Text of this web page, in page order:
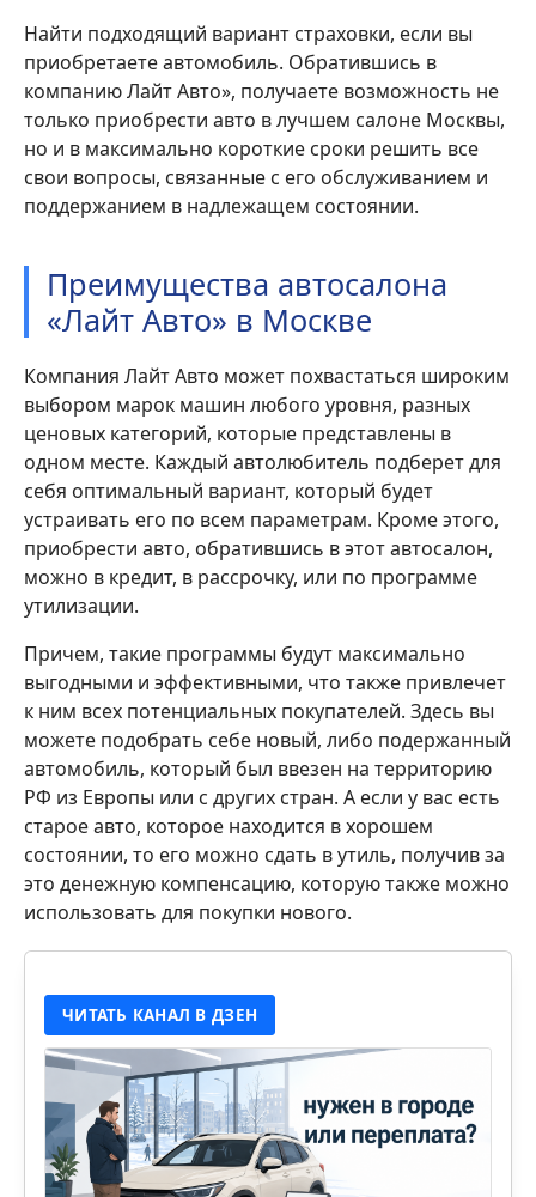
Найти подходящий вариант страховки, если вы
приобретаете автомобиль. Обратившись в
компанию Лайт Авто», получаете возможность не
только приобрести авто в лучшем салоне Москвы,
но и в максимально короткие сроки решить все
свои вопросы, связанные с его обслуживанием и
поддержанием в надлежащем состоянии.
Преимущества автосалона
«Лайт Авто» в Москве
Компания Лайт Авто может похвастаться широким
выбором марок машин любого уровня, разных
ценовых категорий, которые представлены в
одном месте. Каждый автолюбитель подберет для
себя оптимальный вариант, который будет
устраивать его по всем параметрам. Кроме этого,
приобрести авто, обратившись в этот автосалон,
можно в кредит, в рассрочку, или по программе
утилизации.
Причем, такие программы будут максимально
выгодными и эффективными, что также привлечет
к ним всех потенциальных покупателей. Здесь вы
можете подобрать себе новый, либо подержанный
автомобиль, который был ввезен на территорию
РФ из Европы или с других стран. А если у вас есть
старое авто, которое находится в хорошем
состоянии, то его можно сдать в утиль, получив за
это денежную компенсацию, которую также можно
использовать для покупки нового.
ЧИТАТЬ КАНАЛ В ДЗЕН